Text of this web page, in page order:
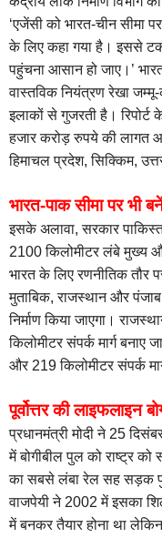
‘एजेंसी को भारत-चीन सीमा
के लिए कहा गया है। इससे
पहुंचना आसान हो जाए।’
वास्तविक नियंत्रण रेखा
इलाकों से गुजरती है।
हजार करोड़ रुपये की लागत
हिमाचल प्रदेश, सिक्किम,
भारत-पाक सीमा पर भी
इसके अलावा, सरकार
2100 किलोमीटर लंबे मुख्य
भारत के लिए रणनीतिक तौर
मुताबिक, राजस्थान और
निर्माण किया जाएगा।
किलोमीटर संपर्क मार्ग
और 219 किलोमीटर संपर्क
पूर्वोत्तर की लाइफलाइन
प्रधानमंत्री मोदी ने 25
में बोगीबील पुल को राष्ट्र को
का सबसे लंबा रेल सह सड़क
वाजपेयी ने 2002 में इसका
में बनकर तैयार होना था